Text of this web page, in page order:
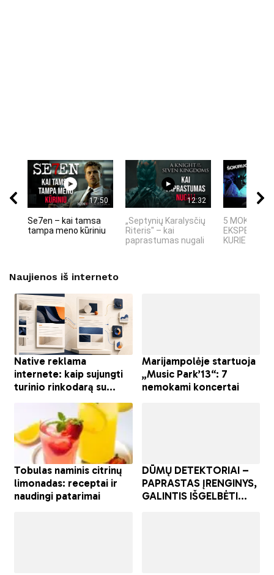
17:50
Se7en – kai tamsa
tampa meno kūriniu
12:32
„Septynių Karalysčių
Riteris" – kai
paprastumas nugali
5 MOKSLINIAI
KURIE
Naujienos iš interneto